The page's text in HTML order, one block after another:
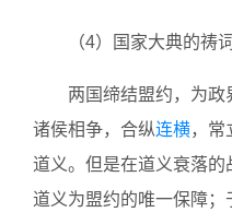
（4）国家大典的祷词
两国缔结盟约，为政
诸侯相争，合纵连横，常
道义。但是在道义衰落
道义为盟约的唯一保障；